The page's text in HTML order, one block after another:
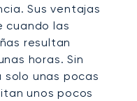
Sus ventajas
cuando las
resultan
horas. Sin
solo unas pocas
unos pocos